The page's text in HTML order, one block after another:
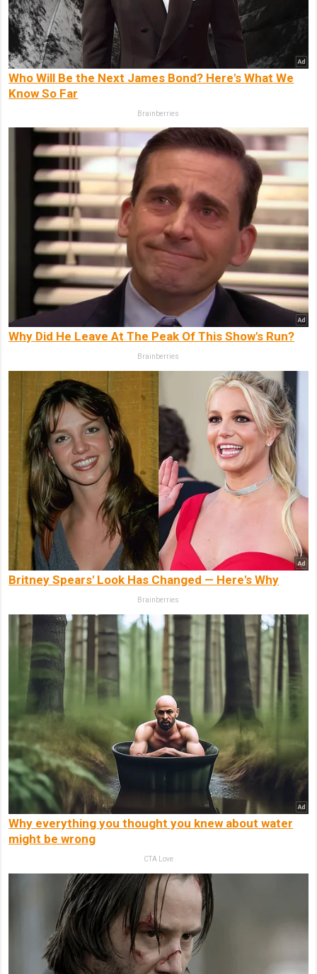
Who Will Be the Next James Bond? Here's What We
Know So Far
Brainberries
Why Did He Leave At The Peak Of This Show's Run?
Brainberries
Britney Spears' Look Has Changed — Here's Why
Brainberries
Why everything you thought you knew about water
might be wrong
CTA Love